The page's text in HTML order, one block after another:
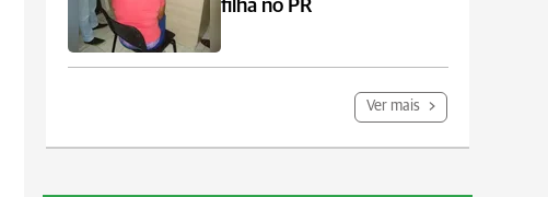
filha no PR
Ver mais